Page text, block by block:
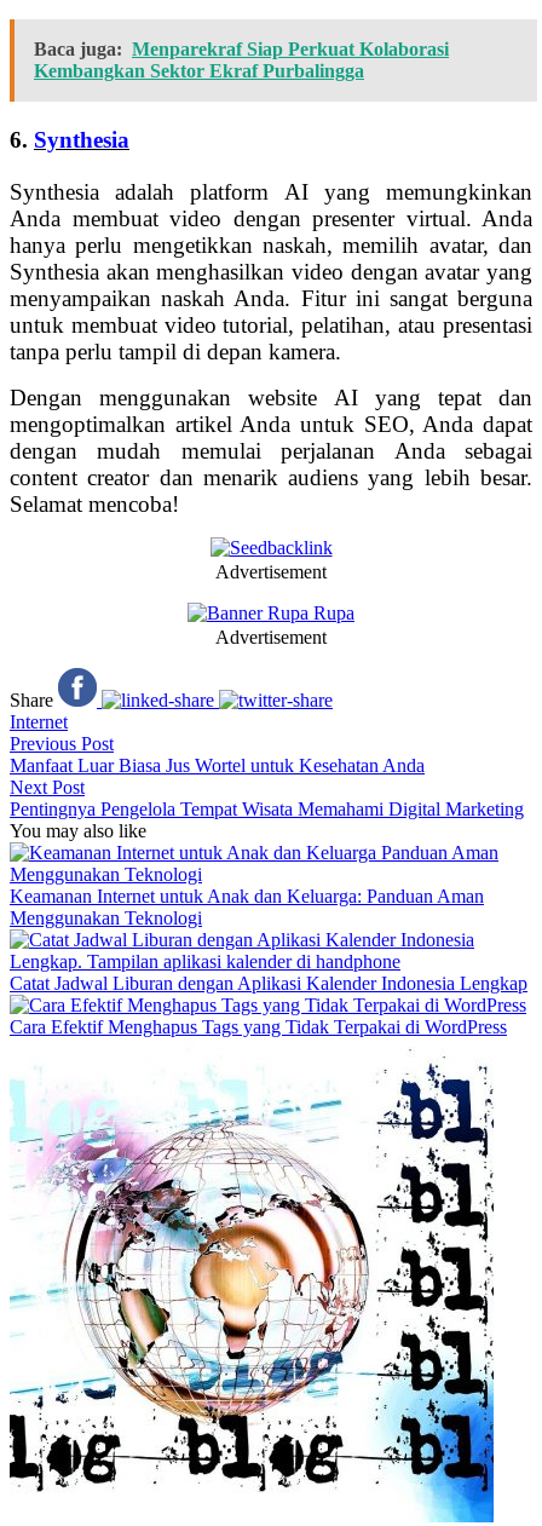
Baca juga: Menparekraf Siap Perkuat Kolaborasi
Kembangkan Sektor Ekraf Purbalingga
6. Synthesia
Synthesia adalah platform AI yang memungkinkan
Anda membuat video dengan presenter virtual. Anda
hanya perlu mengetikkan naskah, memilih avatar, dan
Synthesia akan menghasilkan video dengan avatar yang
menyampaikan naskah Anda. Fitur ini sangat berguna
untuk membuat video tutorial, pelatihan, atau presentasi
tanpa perlu tampil di depan kamera.
Dengan menggunakan website AI yang tepat dan
mengoptimalkan artikel Anda untuk SEO, Anda dapat
dengan mudah memulai perjalanan Anda sebagai
content creator dan menarik audiens yang lebih besar.
Selamat mencoba!
Advertisement
Advertisement
Share
Internet
Previous Post
Manfaat Luar Biasa Jus Wortel untuk Kesehatan Anda
Next Post
Pentingnya Pengelola Tempat Wisata Memahami Digital Marketing
You may also like
Keamanan Internet untuk Anak dan Keluarga: Panduan Aman
Menggunakan Teknologi
Catat Jadwal Liburan dengan Aplikasi Kalender Indonesia Lengkap
Cara Efektif Menghapus Tags yang Tidak Terpakai di WordPress